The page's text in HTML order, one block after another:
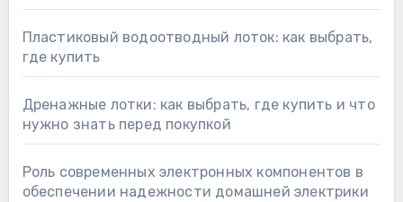
Пластиковый водоотводный лоток: как выбрать,
где купить
Дренажные лотки: как выбрать, где купить и что
нужно знать перед покупкой
Роль современных электронных компонентов в
обеспечении надежности домашней электрики